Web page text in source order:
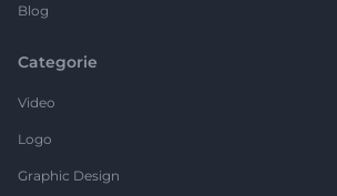
Blog
Categorie
Video
Logo
Graphic Design